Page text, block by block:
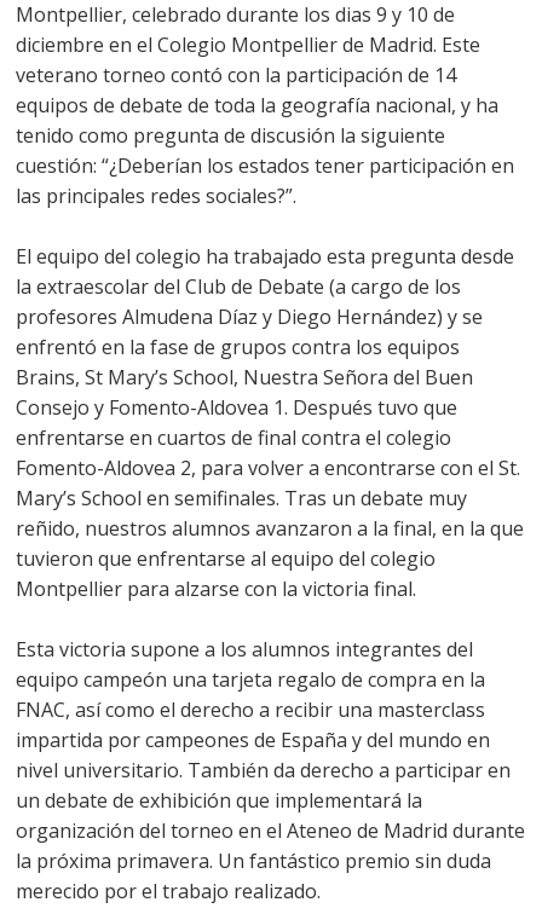
Montpellier, celebrado durante los dias 9 y 10 de
diciembre en el Colegio Montpellier de Madrid. Este
veterano torneo contó con la participación de 14
equipos de debate de toda la geografía nacional, y ha
tenido como pregunta de discusión la siguiente
cuestión: “¿Deberían los estados tener participación en
las principales redes sociales?”.
El equipo del colegio ha trabajado esta pregunta desde
la extraescolar del Club de Debate (a cargo de los
profesores Almudena Díaz y Diego Hernández) y se
enfrentó en la fase de grupos contra los equipos
Brains, St Mary’s School, Nuestra Señora del Buen
Consejo y Fomento-Aldovea 1. Después tuvo que
enfrentarse en cuartos de final contra el colegio
Fomento-Aldovea 2, para volver a encontrarse con el St.
Mary’s School en semifinales. Tras un debate muy
reñido, nuestros alumnos avanzaron a la final, en la que
tuvieron que enfrentarse al equipo del colegio
Montpellier para alzarse con la victoria final.
Esta victoria supone a los alumnos integrantes del
equipo campeón una tarjeta regalo de compra en la
FNAC, así como el derecho a recibir una masterclass
impartida por campeones de España y del mundo en
nivel universitario. También da derecho a participar en
un debate de exhibición que implementará la
organización del torneo en el Ateneo de Madrid durante
la próxima primavera. Un fantástico premio sin duda
merecido por el trabajo realizado.